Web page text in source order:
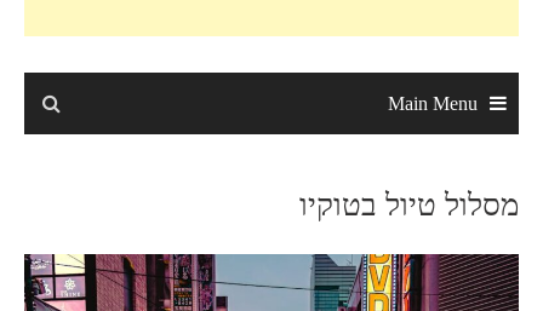
Main Menu
מסלול טיול בטוקיו